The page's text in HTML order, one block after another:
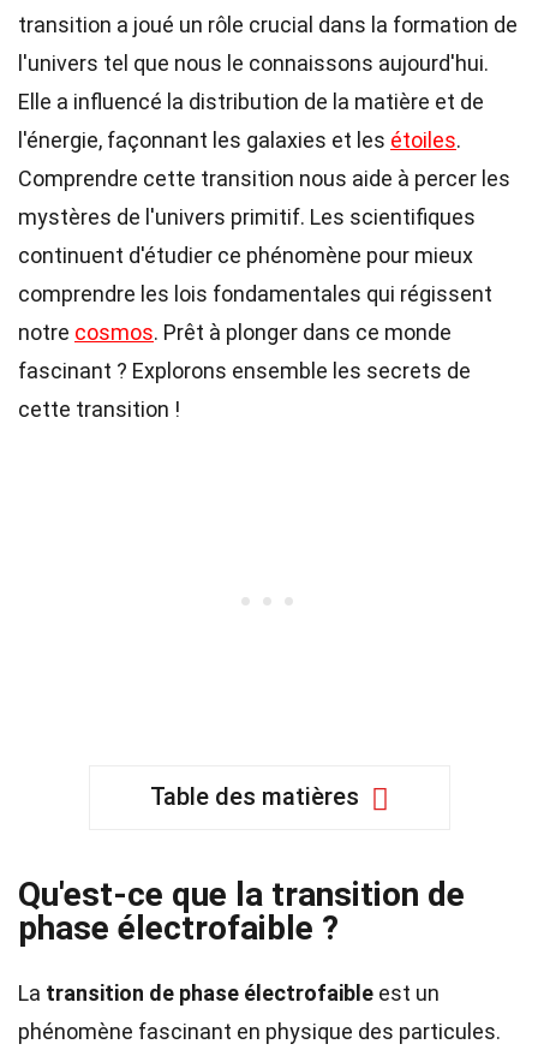
transition a joué un rôle crucial dans la formation de
l'univers tel que nous le connaissons aujourd'hui.
Elle a influencé la distribution de la matière et de
l'énergie, façonnant les galaxies et les étoiles.
Comprendre cette transition nous aide à percer les
mystères de l'univers primitif. Les scientifiques
continuent d'étudier ce phénomène pour mieux
comprendre les lois fondamentales qui régissent
notre cosmos. Prêt à plonger dans ce monde
fascinant ? Explorons ensemble les secrets de
cette transition !
Table des matières
Qu'est-ce que la transition de
phase électrofaible ?
La transition de phase électrofaible est un
phénomène fascinant en physique des particules.